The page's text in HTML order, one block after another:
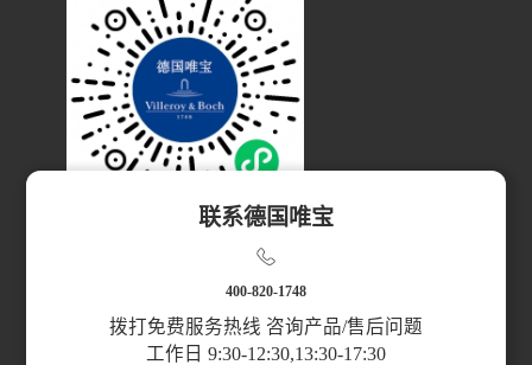
联系德国唯宝
400-820-1748
拨打免费服务热线 咨询产品/售后问题
工作日 9:30-12:30,13:30-17:30